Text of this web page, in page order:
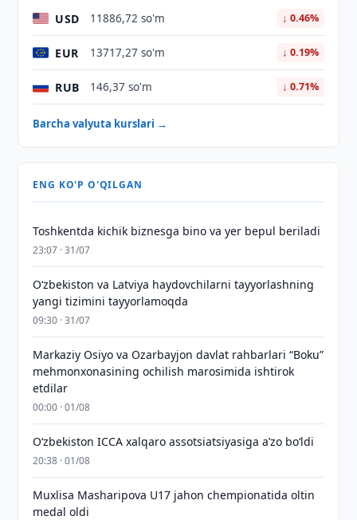
USD 11886,72 so'm ↓ 0.46%
EUR 13717,27 so'm ↓ 0.19%
RUB 146,37 so'm ↓ 0.71%
Barcha valyuta kurslari →
ENG KO'P O'QILGAN
Toshkentda kichik biznesga bino va yer bepul beriladi
23:07 · 31/07
Oʻzbekiston va Latviya haydovchilarni tayyorlashning
yangi tizimini tayyorlamoqda
09:30 · 31/07
Markaziy Osiyo va Ozarbayjon davlat rahbarlari “Boku”
mehmonxonasining ochilish marosimida ishtirok
etdilar
00:00 · 01/08
O‘zbekiston ICCA xalqaro assotsiatsiyasiga aʼzo bo‘ldi
20:38 · 01/08
Muxlisa Masharipova U17 jahon chempionatida oltin
medal oldi